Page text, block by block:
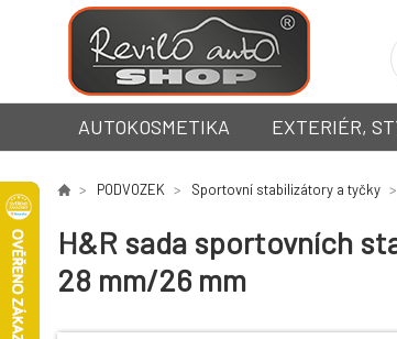
AUTOKOSMETIKA EXTERIÉR,
PODVOZEK Sportovní stabilizátory a tyčky
H&R sada sportovních
28 mm/26 mm